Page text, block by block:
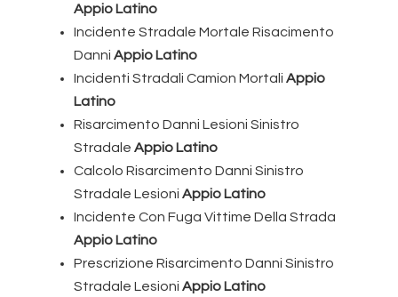
Appio Latino
Incidente Stradale Mortale Risacimento
DanniAppio Latino
Incidenti Stradali Camion MortaliAppio
Latino
Risarcimento Danni Lesioni Sinistro
StradaleAppio Latino
Calcolo Risarcimento Danni Sinistro
Stradale LesioniAppio Latino
Incidente Con Fuga Vittime Della Strada
Appio Latino
Prescrizione Risarcimento Danni Sinistro
Stradale LesioniAppio Latino